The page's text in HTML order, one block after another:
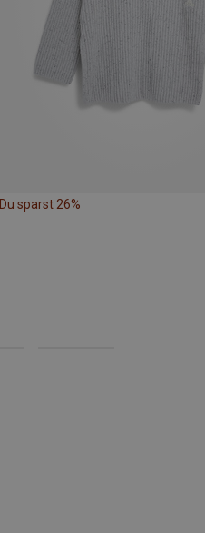
Du sparst 26%